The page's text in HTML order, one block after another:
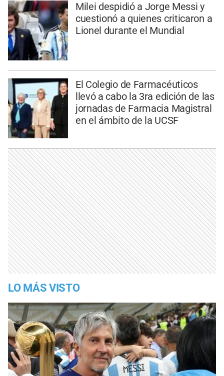
Milei despidió a Jorge Messi y
cuestionó a quienes criticaron a
Lionel durante el Mundial
El Colegio de Farmacéuticos
llevó a cabo la 3ra edición de las
jornadas de Farmacia Magistral
en el ámbito de la UCSF
LO MÁS VISTO